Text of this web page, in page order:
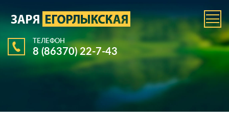
ТЕЛЕФОН
8 (86370) 22-7-43